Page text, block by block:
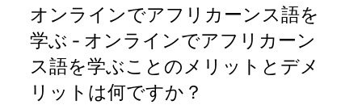
オンラインでアフリカーンス語を
学ぶ - オンラインでアフリカーン
ス語を学ぶことのメリットとデメ
リットは何ですか？